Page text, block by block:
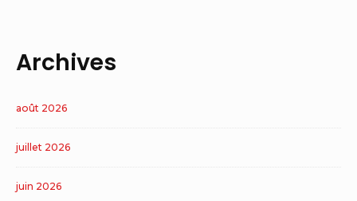
Archives
août 2026
juillet 2026
juin 2026